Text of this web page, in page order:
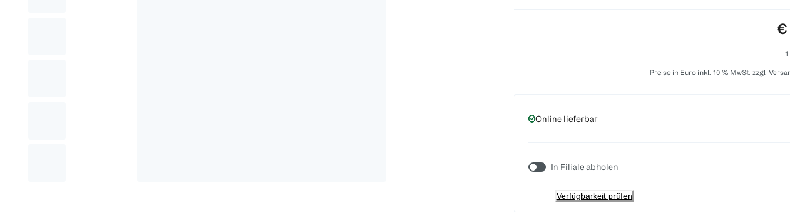
€
Preise in Euro inkl. 10 % MwSt. zzgl.
Online lieferbar
In Filiale abholen
Verfügbarkeit prüfen